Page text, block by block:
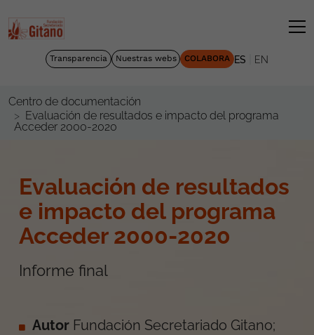
Transparencia Nuestras webs COLABORA ES EN
Centro de documentación
Evaluación de resultados e impacto del programa
Acceder 2000-2020
Evaluación de resultados
e impacto del programa
Acceder 2000-2020
Informe final
Autor Fundación Secretariado Gitano;